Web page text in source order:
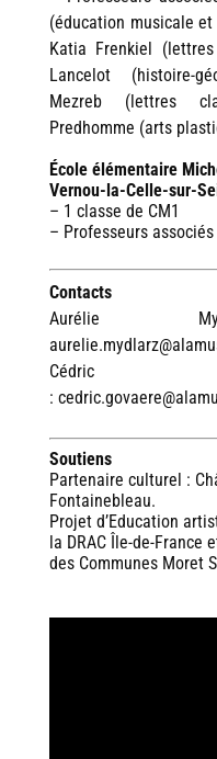
(éducation musicale
Katia Frenkiel
Lancelot (histoire-
Mezreb (lettres
Predhomme (arts
École élémentaire
Vernou-la-Celle-sur-
– 1 classe de CM1
– Professeurs
Contacts
Aurélie
Cédric
:
Soutiens
Partenaire culturel :
Fontainebleau.
Projet d’Education
la DRAC Île-de-France
des Communes Moret